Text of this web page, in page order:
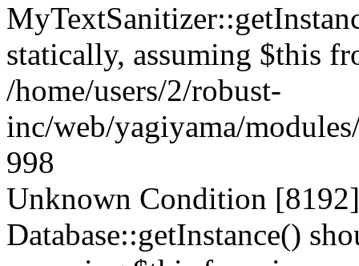
statically, assuming $this
/home/users/2/robust-
inc/web/yagiyama/
998
Unknown Condition
Database::getInstance()